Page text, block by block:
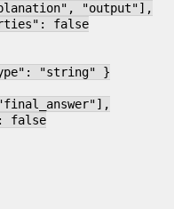
"output"],
false
"string" }